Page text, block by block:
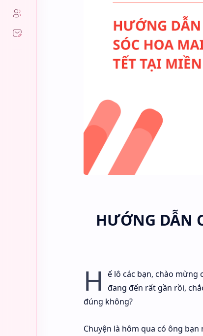
HƯỚNG DẪN
H ế lô các bạn, chào mừng
đang đến rất gần rồi,
đúng không?
Chuyện là hôm qua có ông